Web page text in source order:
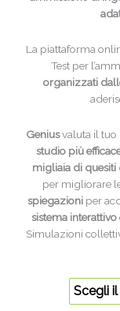
La piattaforma
Test per
organizzati
Geniusvaluta il tuo
studio più
migliaia di quesiti
per migliorare
spiegazioni per
sistema interattivo
Simulazioni
Scegli